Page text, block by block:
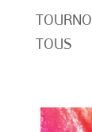
TOUS